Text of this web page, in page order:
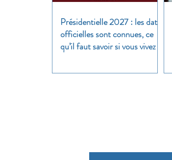
Présidentielle 2027 : les dates
officielles sont connues, ce
qu’il faut savoir si vous vivez à